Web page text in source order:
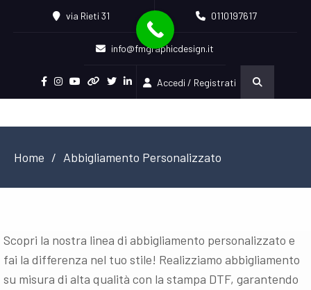
via Rieti 31 0110197617
info@fmgraphicdesign.it
TwitterLinkedin
Accedi / Registrati
Home Abbigliamento Personalizzato
Scopri la nostra linea di abbigliamento personalizzato e
fai la differenza nel tuo stile! Realizziamo abbigliamento
su misura di alta qualità con la stampa DTF, garantendo